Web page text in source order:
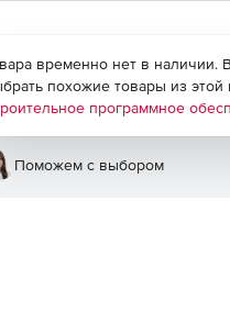
временно нет в наличии.
похожие товары из этой
программное
Поможем с выбором